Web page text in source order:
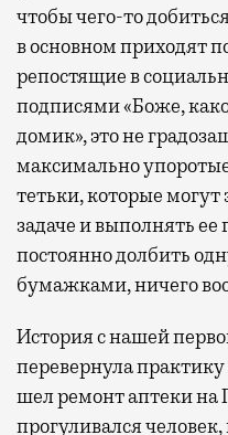
чтобы чего-то
в основном приходят
репостящие в
подписями «Боже,
домик», это не
максимально
тетьки, которые
задаче и выполнять ее
постоянно долбить
бумажками, ничего
История с нашей
перевернула
шел ремонт аптеки
прогуливался